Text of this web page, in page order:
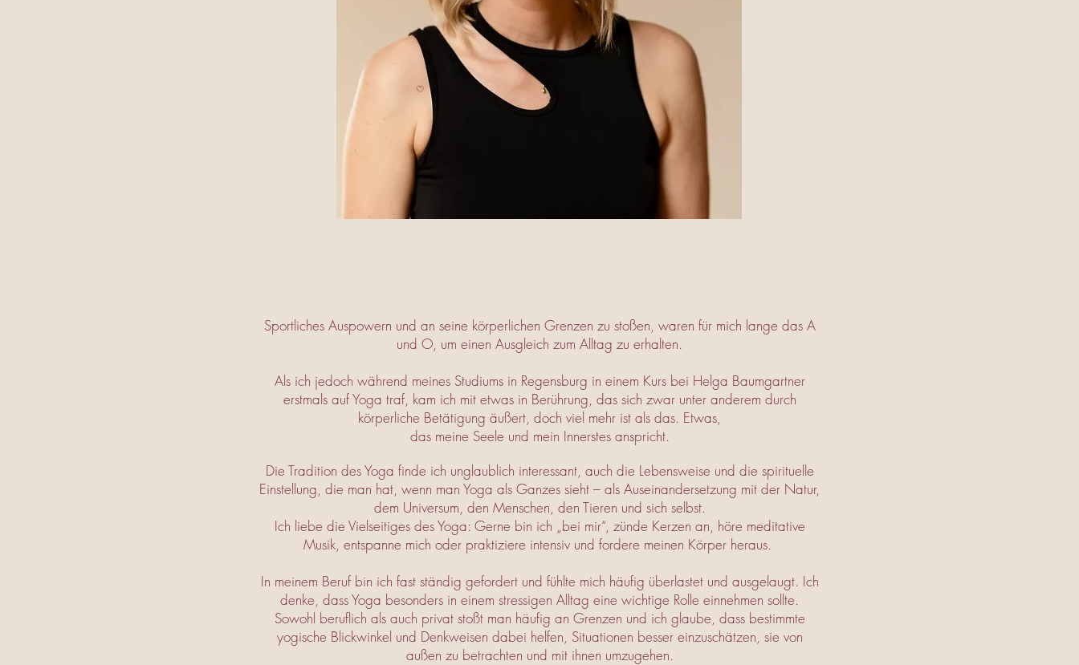
Sportliches Auspowern und an seine körperlichen Grenzen zu stoßen, waren für mich lange das A
und O, um einen Ausgleich zum Alltag zu erhalten.
Als ich jedoch während meines Studiums in Regensburg in einem Kurs bei Helga Baumgartner
erstmals auf Yoga traf, kam ich mit etwas in Berührung, das sich zwar unter anderem durch
körperliche Betätigung äußert, doch viel mehr ist als das. Etwas,
das meine Seele und mein Innerstes anspricht.
Die Tradition des Yoga finde ich unglaublich interessant, auch die Lebensweise und die spirituelle
Einstellung, die man hat, wenn man Yoga als Ganzes sieht – als Auseinandersetzung mit der Natur,
dem Universum, den Menschen, den Tieren und sich selbst.
Ich liebe die Vielseitiges des Yoga: Gerne bin ich „bei mir“, zünde Kerzen an, höre meditative
Musik, entspanne mich oder praktiziere intensiv und fordere meinen Körper heraus.
In meinem Beruf bin ich fast ständig gefordert und fühlte mich häufig überlastet und ausgelaugt. Ich
denke, dass Yoga besonders in einem stressigen Alltag eine wichtige Rolle einnehmen sollte.
Sowohl beruflich als auch privat stoßt man häufig an Grenzen und ich glaube, dass bestimmte
yogische Blickwinkel und Denkweisen dabei helfen, Situationen besser einzuschätzen, sie von
außen zu betrachten und mit ihnen umzugehen.